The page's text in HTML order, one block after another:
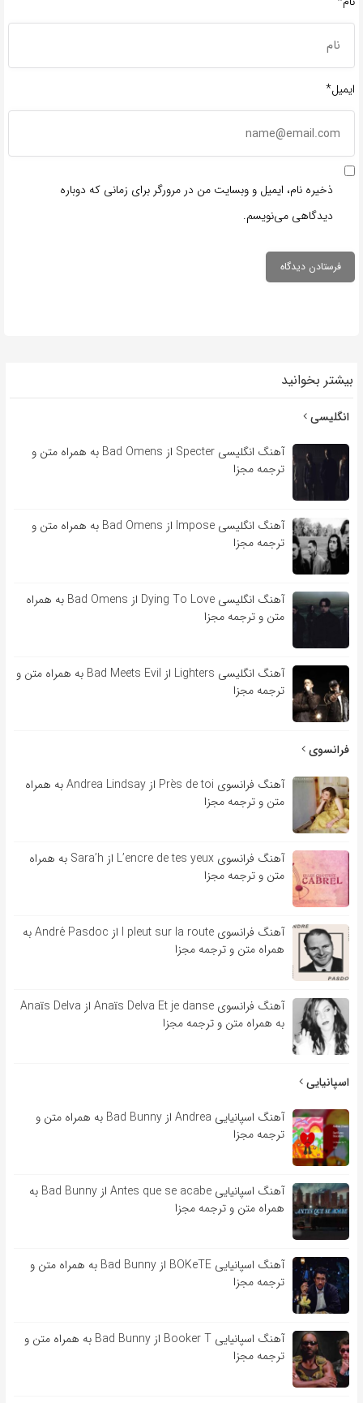
ایمیل*
ذخیره نام، ایمیل و وبسایت من در مرورگر برای زمانی که دوباره
دیدگاهی می‌نویسم.
بیشتر بخوانید
انگلیسی
آهنگ انگلیسی Specter از Bad Omens به همراه متن و
ترجمه مجزا
آهنگ انگلیسی Impose از Bad Omens به همراه متن و
ترجمه مجزا
آهنگ انگلیسی Dying To Love از Bad Omens به همراه
متن و ترجمه مجزا
آهنگ انگلیسی Lighters از Bad Meets Evil به همراه متن و
ترجمه مجزا
فرانسوی
آهنگ فرانسوی Près de toi از Andrea Lindsay به همراه
متن و ترجمه مجزا
آهنگ فرانسوی L’encre de tes yeux از Sara’h به همراه
متن و ترجمه مجزا
آهنگ فرانسوی l pleut sur la route از André Pasdoc به
همراه متن و ترجمه مجزا
آهنگ فرانسوی Anaïs Delva Et je danse از Anaïs Delva
به همراه متن و ترجمه مجزا
اسپانیایی
آهنگ اسپانیایی Andrea از Bad Bunny به همراه متن و
ترجمه مجزا
آهنگ اسپانیایی Antes que se acabe از Bad Bunny به
همراه متن و ترجمه مجزا
آهنگ اسپانیایی BOKeTE از Bad Bunny به همراه متن و
ترجمه مجزا
آهنگ اسپانیایی Booker T از Bad Bunny به همراه متن و
ترجمه مجزا